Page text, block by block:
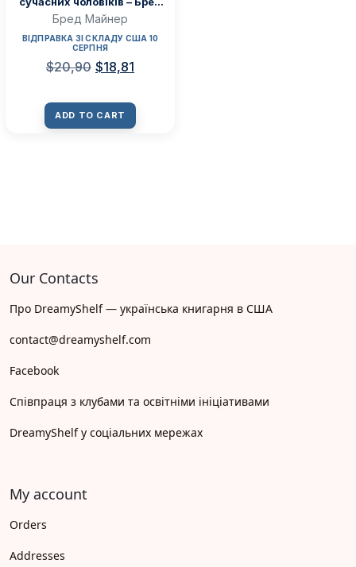
Майнер – Наш Формат
Бред Майнер
ВІДПРАВКА ЗІ СКЛАДУ США 10
СЕРПНЯ
$20,90 $18,81
ADD TO CART
Our Contacts
Про DreamyShelf — українська книгарня в США
contact@dreamyshelf.com
Facebook
Співпраця з клубами та освітніми ініціативами
DreamyShelf у соціальних мережах
My account
Orders
Addresses